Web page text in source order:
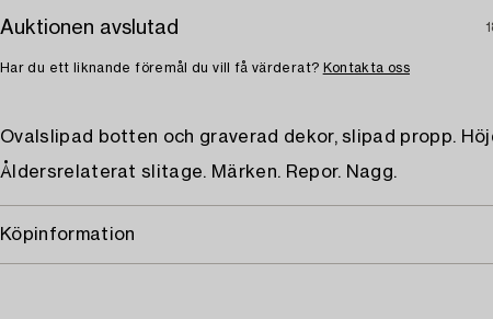
Auktionen avslutad
Har du ett liknande föremål du vill få värderat? Kontakta oss
Ovalslipad botten och graverad dekor, slipad propp.
Åldersrelaterat slitage. Märken. Repor. Nagg.
Köpinformation